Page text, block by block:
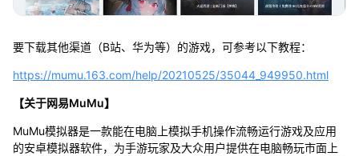
要下载其他渠道（B站、华为等）的游戏，可参考以下教程：
https://mumu.163.com/help/20210525/35044_949950.html
【关于网易MuMu】
MuMu模拟器是一款能在电脑上模拟手机操作流畅运行游戏及应用
的安卓模拟器软件，为手游玩家及大众用户提供在电脑畅玩市面上